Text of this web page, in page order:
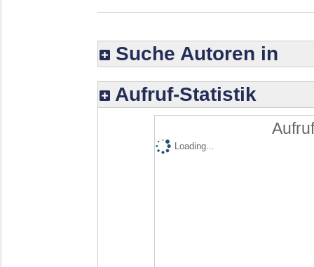
Suche Autoren in
Aufruf-Statistik
Loading...